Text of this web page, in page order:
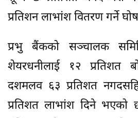
प्रतिशन लाभांश वितरण गर्ने
प्रभु बैंकको सञ्चालक
शेयरधनीलाई १२ प्रतिशत
दशमलव ६३ प्रतिशत
प्रतिशत लाभांश दिने